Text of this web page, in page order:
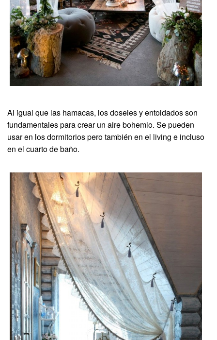
Al igual que las hamacas, los doseles y entoldados son
fundamentales para crear un aire bohemio. Se pueden
usar en los dormitorios pero también en el living e incluso
en el cuarto de baño.